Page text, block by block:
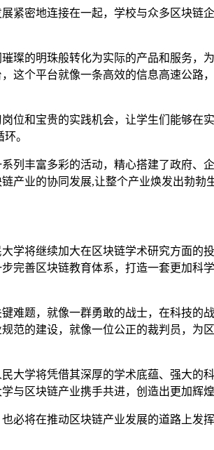
紧密地连接在一起，学校与众多区块链
璨的明珠般转化为实际的产品和服务，
这个平台就像一条高效的信息高速公路
和宝贵的实践机会，让学生们能够在
。
列丰富多彩的活动，精心搭建了政府、
产业的协同发展,让整个产业焕发出勃勃生
学将继续加大在区块链学术研究方面的
完善区块链教育体系，打造一套更加科
难题，就像一群勇敢的战士，在科技的
范的建设，就像一位公正的裁判员，为
学将凭借其深厚的学术底蕴、强大的
与区块链产业携手共进，创造出更加辉煌
必将在推动区块链产业发展的道路上发挥